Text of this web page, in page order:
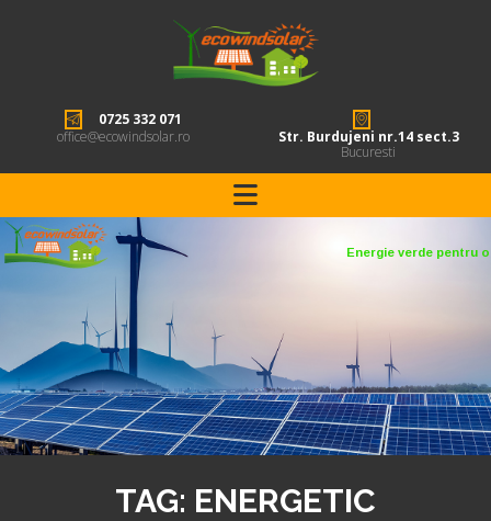
0725 332 071
office@ecowindsolar.ro
Str. Burdujeni nr.14 sect.3
Bucuresti
Energie verde pentru
TAG: ENERGETIC